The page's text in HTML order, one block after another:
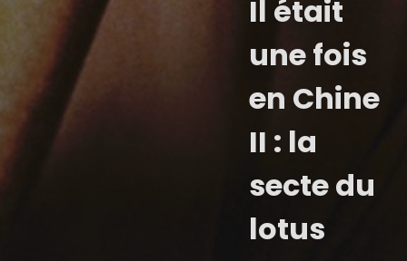
Il était
une fois
en Chine
II : la
secte du
lotus